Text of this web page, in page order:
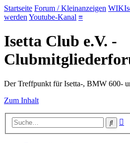
Startseite Forum / Kleinanzeigen
werden Youtube-Kanal ≡
Isetta Club e.V. -
Der Treffpunkt für Isetta-, BMW 600-
Zum Inhalt
Suche